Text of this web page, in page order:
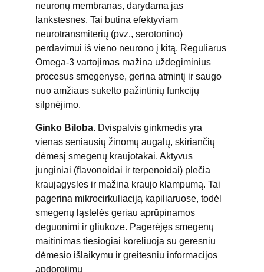
neuronų membranas, darydama jas
lankstesnes. Tai būtina efektyviam
neurotransmiterių (pvz., serotonino)
perdavimui iš vieno neurono į kitą. Reguliarus
Omega-3 vartojimas mažina uždegiminius
procesus smegenyse, gerina atmintį ir saugo
nuo amžiaus sukelto pažintinių funkcijų
silpnėjimo.
Ginko Biloba. Dvispalvis ginkmedis yra
vienas seniausių žinomų augalų, skiriančių
dėmesį smegenų kraujotakai. Aktyvūs
junginiai (flavonoidai ir terpenoidai) plečia
kraujagysles ir mažina kraujo klampumą. Tai
pagerina mikrocirkuliaciją kapiliaruose, todėl
smegenų ląstelės geriau aprūpinamos
deguonimi ir gliukoze. Pagerėjęs smegenų
maitinimas tiesiogiai koreliuoja su geresniu
dėmesio išlaikymu ir greitesniu informacijos
apdorojimu